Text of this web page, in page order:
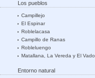
Los pueblos
Campillejo
El Espinar
Roblelacasa
Campillo de Ranas
Robleluengo
Matallana, La Vereda y El Vado
Entorno natural